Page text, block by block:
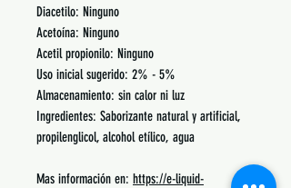
Diacetilo: Ninguno
Acetoína: Ninguno
Acetil propionilo: Ninguno
Uso inicial sugerido: 2% - 5%
Almacenamiento: sin calor ni luz
Ingredientes: Saborizante natural y artificial,
propilenglicol, alcohol etílico, agua
Mas información en: https://e-liquid-